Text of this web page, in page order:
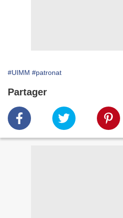
#UIMM #patronat
Partager